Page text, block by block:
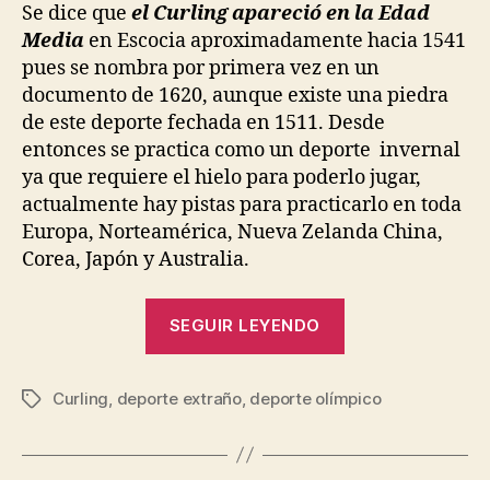
Se dice que el Curling apareció en la Edad
Media en Escocia aproximadamente hacia 1541
pues se nombra por primera vez en un
documento de 1620, aunque existe una piedra
de este deporte fechada en 1511. Desde
entonces se practica como un deporte invernal
ya que requiere el hielo para poderlo jugar,
actualmente hay pistas para practicarlo en toda
Europa, Norteamérica, Nueva Zelanda China,
Corea, Japón y Australia.
SEGUIR LEYENDO
¡Un
poco
Etiquetas
Curling, deporte extraño, deporte olímpico